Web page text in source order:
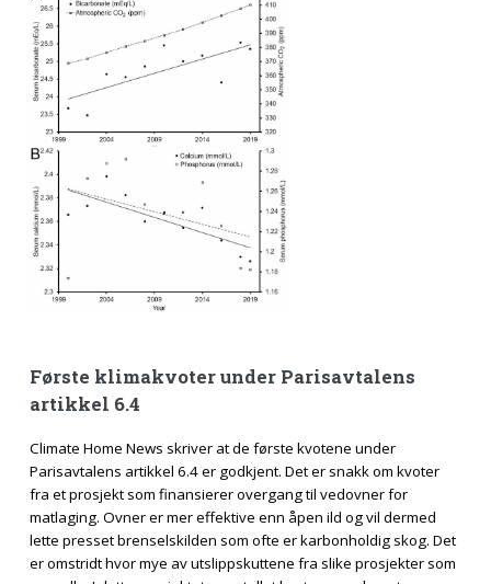
Første klimakvoter under Parisavtalens
artikkel 6.4
Climate Home News skriver at de første kvotene under
Parisavtalens artikkel 6.4 er godkjent. Det er snakk om kvoter
fra et prosjekt som finansierer overgang til vedovner for
matlaging. Ovner er mer effektive enn åpen ild og vil dermed
lette presset brenselskilden som ofte er karbonholdig skog. Det
er omstridt hvor mye av utslippskuttene fra slike prosjekter som